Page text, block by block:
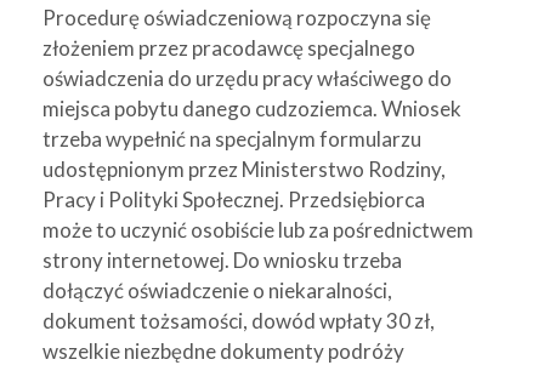
Procedurę oświadczeniową rozpoczyna się
złożeniem przez pracodawcę specjalnego
oświadczenia do urzędu pracy właściwego do
miejsca pobytu danego cudzoziemca. Wniosek
trzeba wypełnić na specjalnym formularzu
udostępnionym przez Ministerstwo Rodziny,
Pracy i Polityki Społecznej. Przedsiębiorca
może to uczynić osobiście lub za pośrednictwem
strony internetowej. Do wniosku trzeba
dołączyć oświadczenie o niekaralności,
dokument tożsamości, dowód wpłaty 30 zł,
wszelkie niezbędne dokumenty podróży